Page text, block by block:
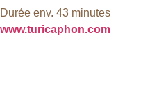
Durée env. 43 minutes
www.turicaphon.com